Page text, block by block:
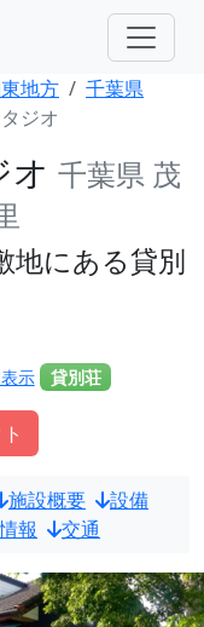
地方
千葉県
ジオ
オ 千葉県 茂
地にある貸別
示 貸別荘
施設概要
設備
報 交通